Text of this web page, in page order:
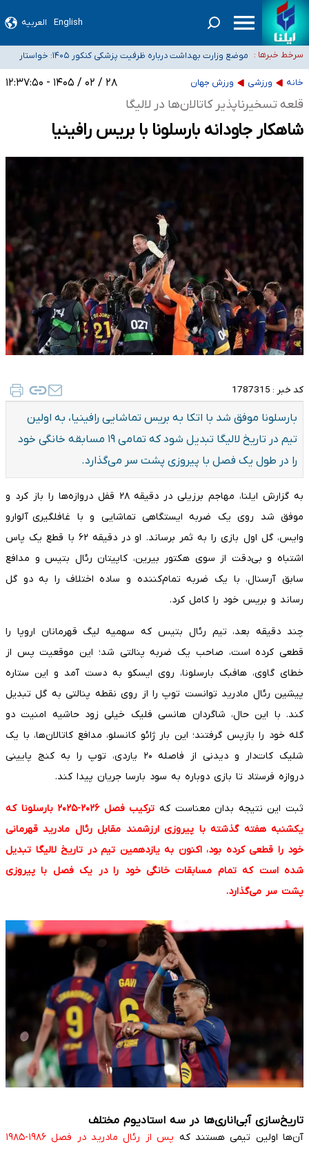
English العربیه
سرخط خبرها :
موضع وزارت بهداشت درباره ظرفیت پزشکی کنکور ۱۴۰۵: خواستار
اصلاح ظرفیت‌ها هستیم، اما هنوز پاسخ مشخصی نگرفته‌ایم
تعویق آزمون ورودی دکترای تخصصی فرماندهی صحنه عملیات و
دکترای تخصصی جغرافیای نظامی دافوس آجا
خبرنگاران راویان حقیقت با دغدغه نان، مسکن و بیمه
آخرین وضعیت شیوع عفونت‌های تنفسی در کشور/ خوزستان و کرمان بالاتر از
خانه ورزشی ورزش جهان ۲۸ / ۰۲ / ۱۴۰۵ - ۱۲:۳۷:۵۰
قلعه تسخیرناپذیر کاتالان‌ها در لالیگا
شاهکار جاودانه بارسلونا با بریس رافینیا
کد خبر : 1787315
بارسلونا موفق شد با اتکا به بریس تماشایی رافینیا، به اولین
تیم در تاریخ لالیگا تبدیل شود که تمامی ۱۹ مسابقه خانگی خود
را در طول یک فصل با پیروزی پشت سر می‌گذارد.
به گزارش ایلنا، مهاجم برزیلی در دقیقه ۲۸ قفل دروازه‌ها را باز کرد و
موفق شد روی یک ضربه ایستگاهی تماشایی و با غافلگیری آلوارو
وایس، گل اول بازی را به ثمر برساند. او در دقیقه ۶۲ با قطع یک پاس
اشتباه و بی‌دقت از سوی هکتور بیرین، کاپیتان رئال بتیس و مدافع
سابق آرسنال، با یک ضربه تمام‌کننده و ساده اختلاف را به دو گل
رساند و بریس خود را کامل کرد.
چند دقیقه بعد، تیم رئال بتیس که سهمیه لیگ قهرمانان اروپا را
قطعی کرده است، صاحب یک ضربه پنالتی شد؛ این موقعیت پس از
خطای گاوی، هافبک بارسلونا، روی ایسکو به دست آمد و این ستاره
پیشین رئال مادرید توانست توپ را از روی نقطه پنالتی به گل تبدیل
کند. با این حال، شاگردان هانسی فلیک خیلی زود حاشیه امنیت دو
گله خود را بازپس گرفتند؛ این بار ژائو کانسلو، مدافع کاتالان‌ها، با یک
شلیک کات‌دار و دیدنی از فاصله ۲۰ یاردی، توپ را به کنج پایینی
دروازه فرستاد تا بازی دوباره به سود بارسا جریان پیدا کند.
ثبت این نتیجه بدان معناست که
ترکیب فصل ۲۰۲۶-۲۰۲۵ بارسلونا که
یکشنبه هفته گذشته با پیروزی ارزشمند مقابل رئال مادرید قهرمانی
خود را قطعی کرده بود، اکنون به یازدهمین تیم در تاریخ لالیگا تبدیل
شده است که تمام مسابقات خانگی خود را در یک فصل با پیروزی
پشت سر می‌گذارد.
تاریخ‌سازی آبی‌اناری‌ها در سه استادیوم مختلف
آن‌ها اولین تیمی هستند که
پس از رئال مادرید در فصل ۱۹۸۶-۱۹۸۵